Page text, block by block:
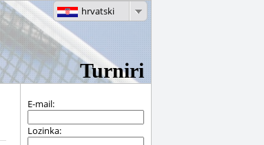
Turniri
hrvatski
E-mail:
Lozinka: